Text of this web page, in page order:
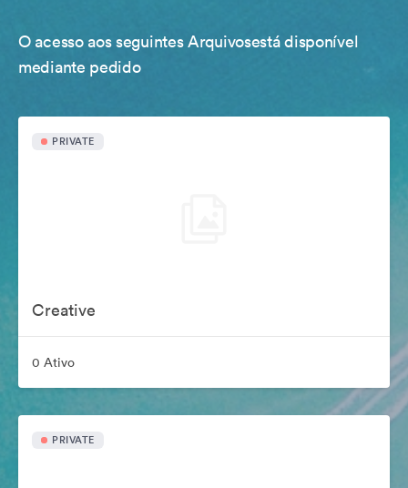
O acesso aos seguintes Arquivosestá disponível
mediante pedido
PRIVATE
Creative
0 Ativo
PRIVATE